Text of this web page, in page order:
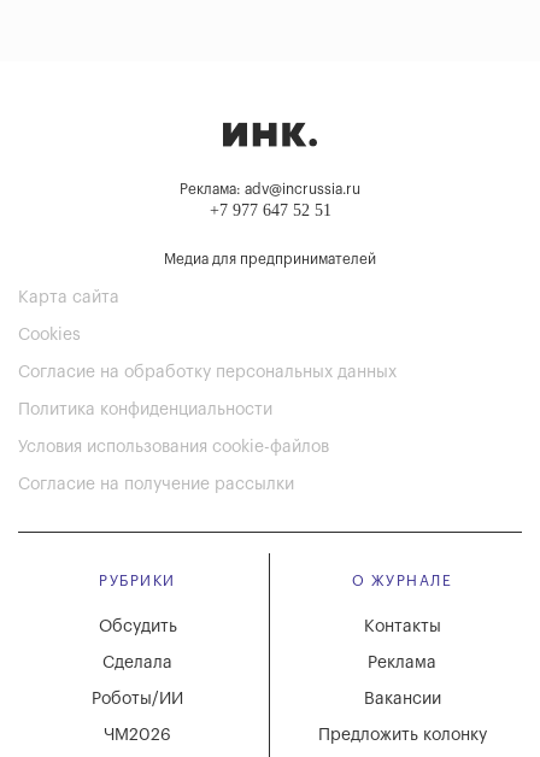
Реклама: adv@incrussia.ru
+7 977 647 52 51
Медиа для предпринимателей
Карта сайта
Cookies
Согласие на обработку персональных данных
Политика конфиденциальности
Условия использования cookie-файлов
Согласие на получение рассылки
РУБРИКИ
Обсудить
Сделала
Роботы/ИИ
ЧМ2026
О ЖУРНАЛЕ
Вакансии
Реклама
Контакты
Предложить колонку